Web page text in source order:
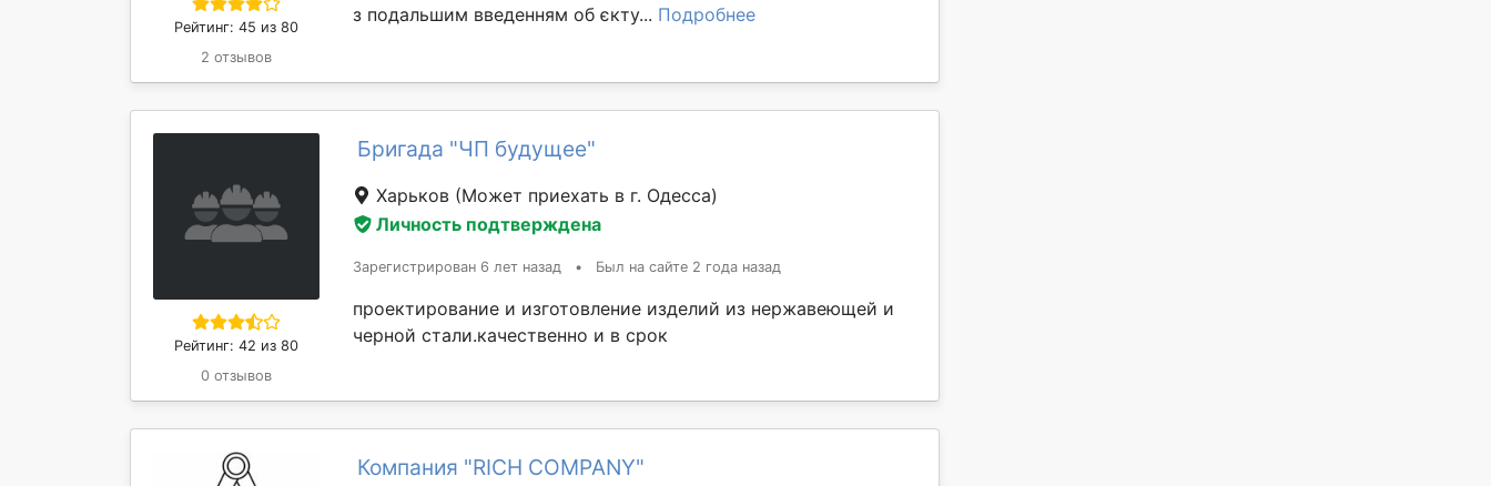
Рейтинг: 45 из 80
2 отзывов
з подальшим введенням об єкту... Подробнее
Рейтинг: 42 из 80
0 отзывов
Бригада "ЧП будущее"
Харьков (Может приехать в г. Одесса)
Личность подтверждена
Зарегистрирован 6 лет назад • Был на сайте 2 года назад
проектирование и изготовление изделий из нержавеющей и
черной стали.качественно и в срок
Компания "RICH COMPANY"